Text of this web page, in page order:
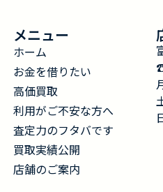
メニュー
ホーム
お金を借りたい
高価買取
利用がご不安な方へ
査定力のフタバです
買取実績公開
店舗のご案内